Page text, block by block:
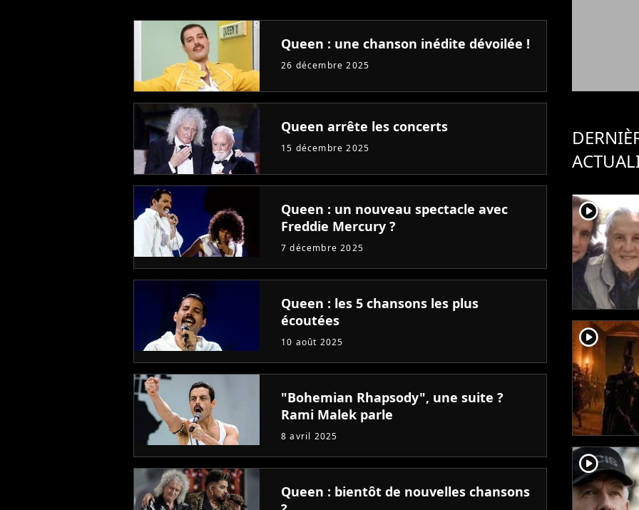
Queen : une chanson inédite dévoilée !
26 décembre 2025
Queen arrête les concerts
15 décembre 2025
Queen : un nouveau spectacle avec
Freddie Mercury ?
7 décembre 2025
Queen : les 5 chansons les plus
écoutées
10 août 2025
"Bohemian Rhapsody", une suite ?
Rami Malek parle
8 avril 2025
Queen : bientôt de nouvelles chansons
player2
player2
player2